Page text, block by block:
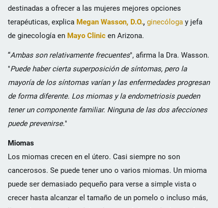
destinadas a ofrecer a las mujeres mejores opciones
terapéuticas, explica Megan Wasson, D.O., ginecóloga y jefa
de ginecología en Mayo Clinic en Arizona.
“Ambas son relativamente frecuentes", afirma la Dra. Wasson.
"Puede haber cierta superposición de síntomas, pero la
mayoría de los síntomas varían y las enfermedades progresan
de forma diferente. Los miomas y la endometriosis pueden
tener un componente familiar. Ninguna de las dos afecciones
puede prevenirse."
Miomas
Los miomas crecen en el útero. Casi siempre no son
cancerosos. Se puede tener uno o varios miomas. Un mioma
puede ser demasiado pequeño para verse a simple vista o
crecer hasta alcanzar el tamaño de un pomelo o incluso más,